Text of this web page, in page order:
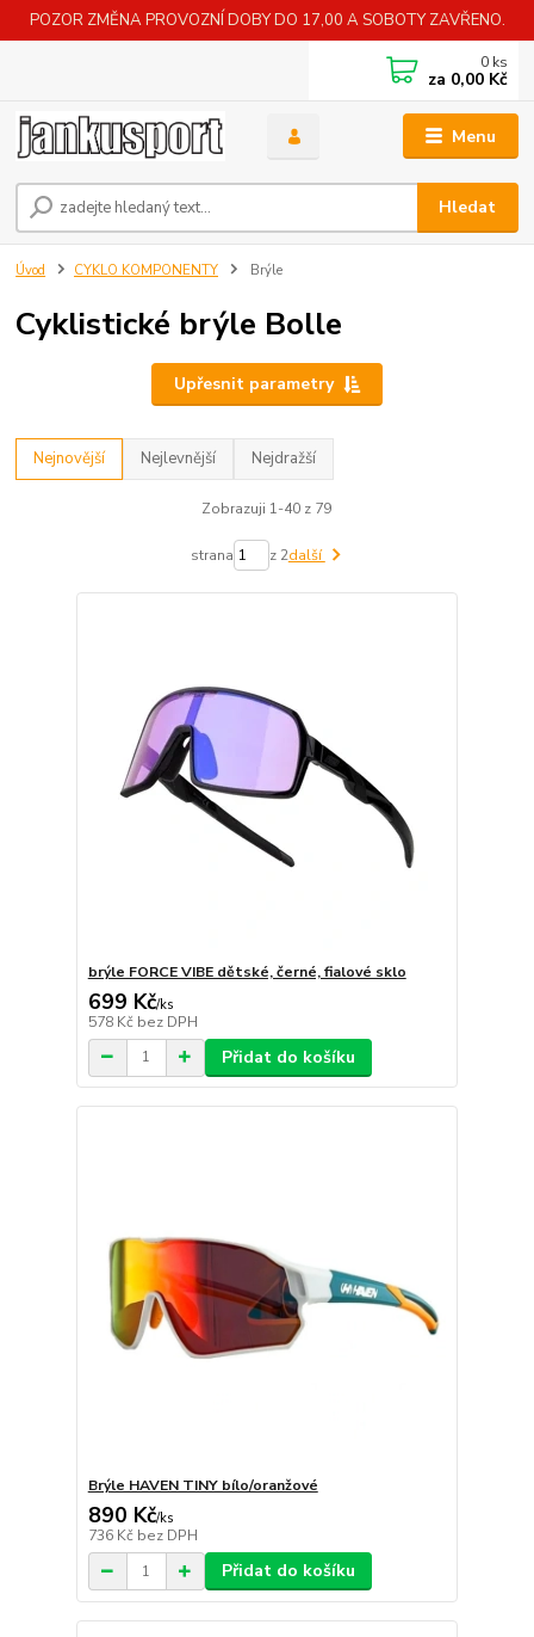
POZOR ZMĚNA PROVOZNÍ DOBY DO 17,00 A SOBOTY ZAVŘENO.
Menu
Hledat
0 ks
za 0,00 Kč
Úvod CYKLO KOMPONENTY Brýle
Cyklistické brýle Bolle
Upřesnit parametry
Nejnovější Nejlevnější Nejdražší
Zobrazuji 1-40 z 79
strana z 2další
brýle FORCE VIBE dětské, černé, fialové sklo
699 Kč/ks
578 Kč bez DPH
Přidat do košíku
Brýle HAVEN TINY bílo/oranžové
890 Kč/ks
736 Kč bez DPH
Přidat do košíku